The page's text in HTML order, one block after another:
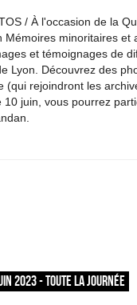
/ À l'occasion de la
Mémoires minoritaires
et témoignages de
Lyon. Découvrez des
(qui rejoindront les
juin, vous pourrez
2023 - TOUTE LA JOURNÉE